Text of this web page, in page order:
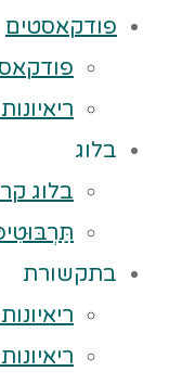
פודקאסטים
בלוג
בלוג
בתקשורת